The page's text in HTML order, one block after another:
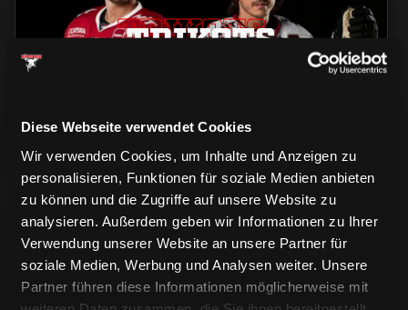
Diese Webseite verwendet Cookies
Wir verwenden Cookies, um Inhalte und Anzeigen zu
personalisieren, Funktionen für soziale Medien anbieten
zu können und die Zugriffe auf unsere Website zu
analysieren. Außerdem geben wir Informationen zu Ihrer
Verwendung unserer Website an unsere Partner für
soziale Medien, Werbung und Analysen weiter. Unsere
Partner führen diese Informationen möglicherweise mit
TRIKOTS
TRIKOTS
TRIKOTS